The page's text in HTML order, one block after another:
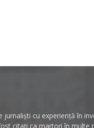
cu experiență în
citați ca martori în multe